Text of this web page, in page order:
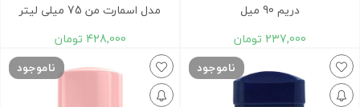
دریم 90 میل
237,000 تومان
مدل اسمارت من 75 میلی لیتر
428,000 تومان
ناموجود ناموجود